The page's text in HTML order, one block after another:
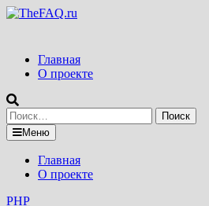
Перейти
Главная
О проекте
Найти:
Меню
Главная
О проекте
PHP